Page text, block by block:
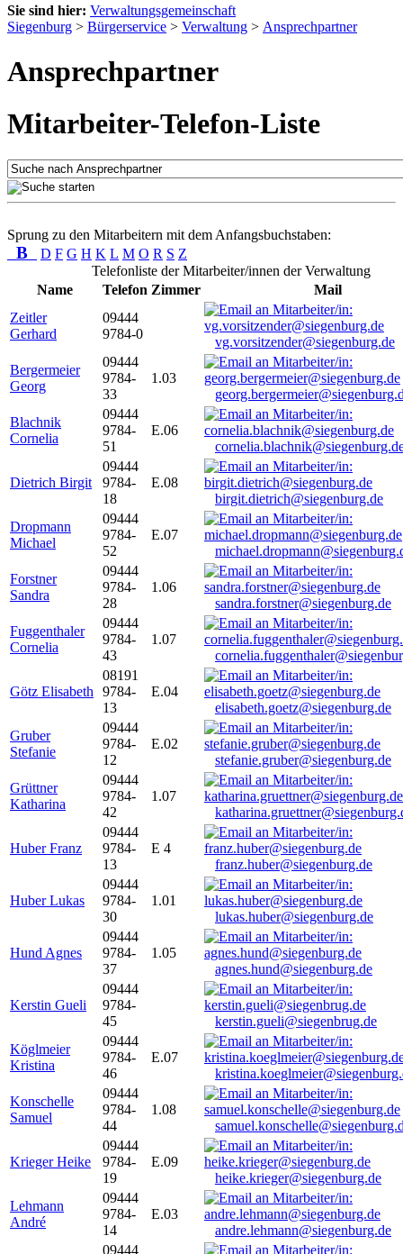
Sie sind hier: Verwaltungsgemeinschaft
Siegenburg > Bürgerservice > Verwaltung > Ansprechpartner
Ansprechpartner
Mitarbeiter-Telefon-Liste
Sprung zu den Mitarbeitern mit dem Anfangsbuchstaben:
B D F G H K L M O R S Z
Telefonliste der Mitarbeiter/innen der Verwaltung
Name
Telefon Zimmer
Mail
Zeitler
Gerhard
09444
9784-0
vg.vorsitzender@siegenburg.de
Bergermeier
Georg
09444
9784-
33
1.03
Blachnik
Cornelia
09444
9784-
51
E.06
Dietrich Birgit
09444
9784-
18
E.08
birgit.dietrich@siegenburg.de
Dropmann
Michael
09444
9784-
52
E.07
Forstner
Sandra
09444
9784-
28
1.06
sandra.forstner@siegenburg.de
Fuggenthaler
Cornelia
09444
9784-
43
1.07
Götz Elisabeth
08191
9784-
13
E.04
elisabeth.goetz@siegenburg.de
Gruber
Stefanie
09444
9784-
12
E.02
stefanie.gruber@siegenburg.de
Grüttner
Katharina
09444
9784-
42
1.07
Huber Franz
09444
9784-
13
E 4
franz.huber@siegenburg.de
Huber Lukas
09444
9784-
30
1.01
lukas.huber@siegenburg.de
Hund Agnes
09444
9784-
37
1.05
agnes.hund@siegenburg.de
Kerstin Gueli
09444
9784-
45
kerstin.gueli@siegenbrug.de
Köglmeier
Kristina
09444
9784-
46
E.07
Konschelle
Samuel
09444
9784-
44
1.08
Krieger Heike
09444
9784-
19
E.09
heike.krieger@siegenburg.de
Lehmann
André
09444
9784-
14
E.03
andre.lehmann@siegenburg.de
09444